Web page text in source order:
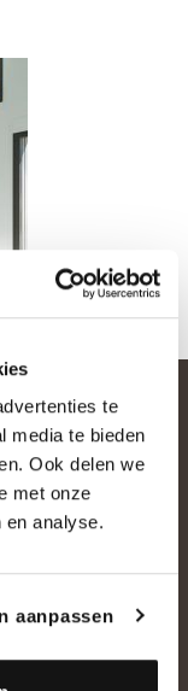
te
media te bieden
Ook delen we
met onze
en analyse.
aanpassen